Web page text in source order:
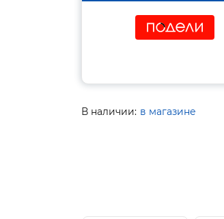
В наличии: в магазине